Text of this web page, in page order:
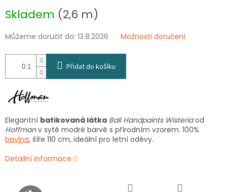
cena:
Skladem (2,6 m)
Můžeme doručit do: 13.8.2026 Možnosti doručení
Přidat do košíku
Elegantní batikovaná látka Bali Handpaints Wisteriaod
Hoffmanv sytě modré barvě s přírodním vzorem. 100%
bavlna, šíře 110 cm, ideální pro letní oděvy.
Detailní informace